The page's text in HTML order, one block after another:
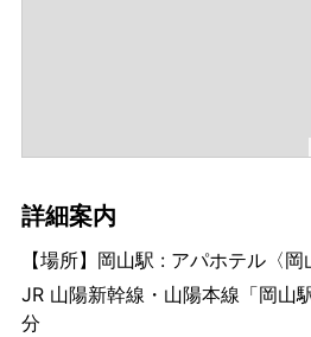
詳細案内
【場所】岡山駅 : アパホテル〈岡
JR 山陽新幹線・山陽本線「岡山
分